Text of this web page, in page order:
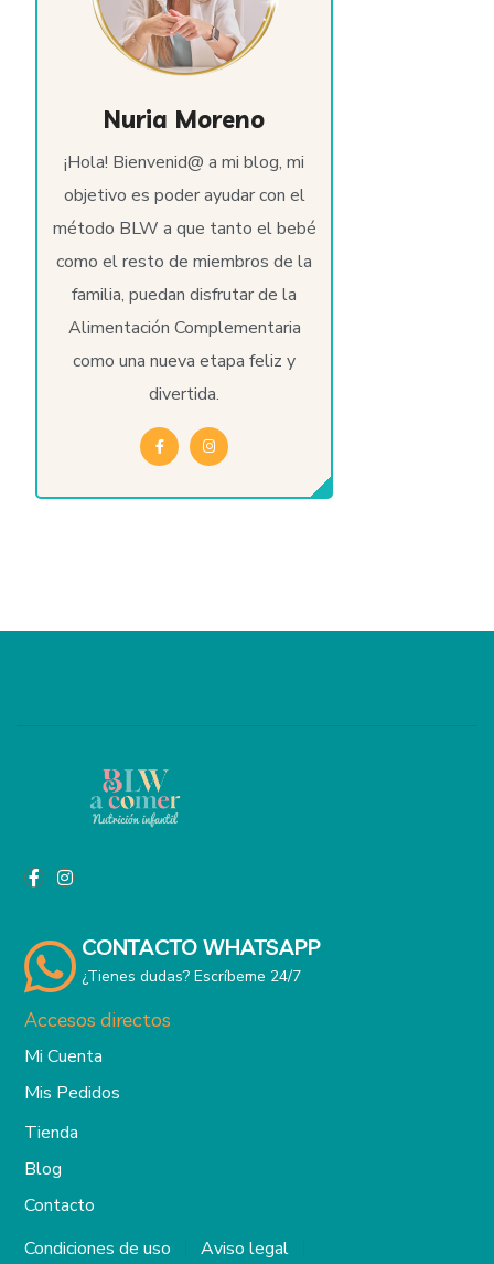
Nuria Moreno
¡Hola! Bienvenid@ a mi blog, mi
objetivo es poder ayudar con el
método BLW a que tanto el bebé
como el resto de miembros de la
familia, puedan disfrutar de la
Alimentación Complementaria
como una nueva etapa feliz y
divertida.
CONTACTO WHATSAPP
¿Tienes dudas? Escríbeme 24/7
Accesos directos
Mi Cuenta
Mis Pedidos
Tienda
Blog
Contacto
Condiciones de uso
Aviso legal